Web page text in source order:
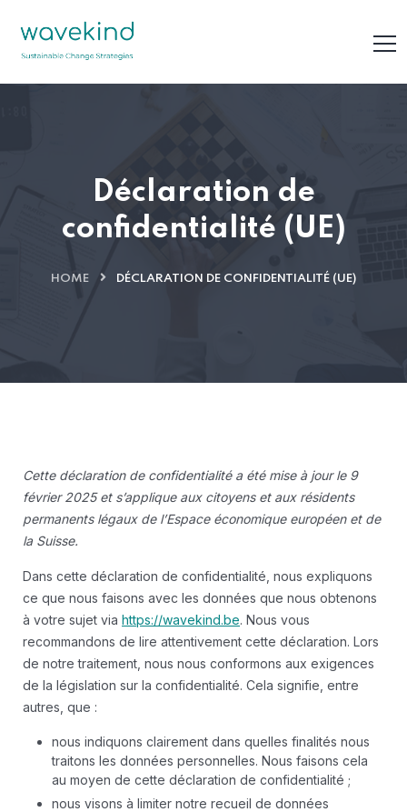
Déclaration de
confidentialité (UE)
HOME DÉCLARATION DE CONFIDENTIALITÉ (UE)
Cette déclaration de confidentialité a été mise à jour le 9
février 2025 et s’applique aux citoyens et aux résidents
permanents légaux de l’Espace économique européen et de
la Suisse.
Dans cette déclaration de confidentialité, nous expliquons
ce que nous faisons avec les données que nous obtenons
à votre sujet via https://wavekind.be. Nous vous
recommandons de lire attentivement cette déclaration. Lors
de notre traitement, nous nous conformons aux exigences
de la législation sur la confidentialité. Cela signifie, entre
autres, que :
nous indiquons clairement dans quelles finalités nous
traitons les données personnelles. Nous faisons cela
au moyen de cette déclaration de confidentialité ;
nous visons à limiter notre recueil de données